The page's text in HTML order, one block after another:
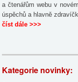
a čtenářům webu v
úspěchů a hlavně
číst dále >>>
Kategorie novinky: